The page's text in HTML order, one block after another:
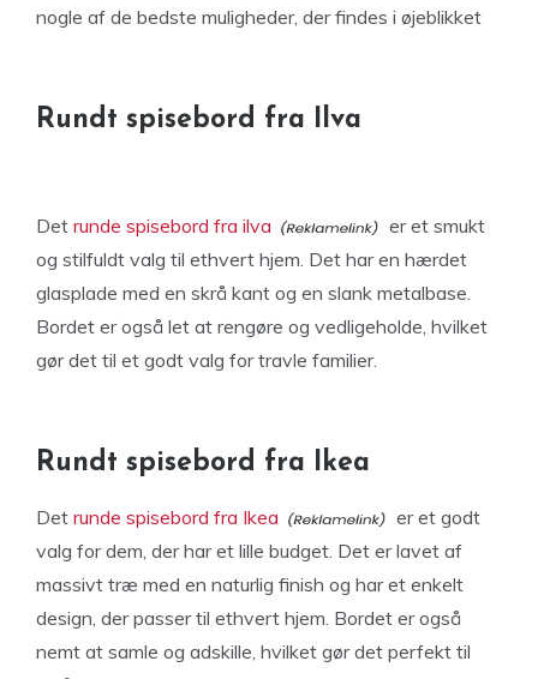
nogle af de bedste muligheder, der findes i øjeblikket
Rundt spisebord fra Ilva
Det runde spisebord fra ilva
er et smukt
og stilfuldt valg til ethvert hjem. Det har en hærdet
glasplade med en skrå kant og en slank metalbase.
Bordet er også let at rengøre og vedligeholde, hvilket
gør det til et godt valg for travle familier.
Rundt spisebord fra Ikea
Det runde spisebord fra Ikea
er et godt
valg for dem, der har et lille budget. Det er lavet af
massivt træ med en naturlig finish og har et enkelt
design, der passer til ethvert hjem. Bordet er også
nemt at samle og adskille, hvilket gør det perfekt til